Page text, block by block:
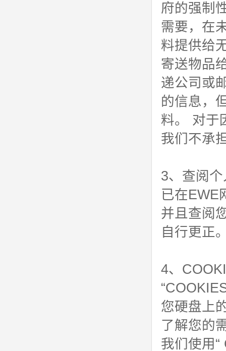
府的强制
需要，在
料提供给
寄送物品
递公司或
的信息，
料。 对于
我们不承
3、查阅
已在EWE
并且查阅
自行更正
4、
您硬盘上
了解您的
我们使用